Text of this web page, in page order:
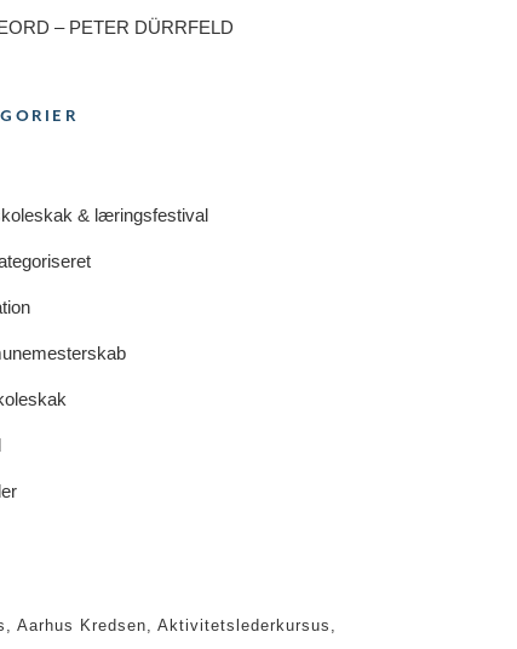
– PETER DÜRRFELD
& læringsfestival
Aarhus Kredsen
Aktivitetslederkursus